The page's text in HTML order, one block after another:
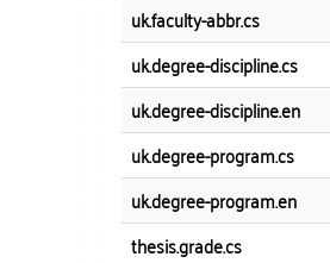
uk.faculty-abbr.cs
uk.degree-discipline.cs
uk.degree-discipline.en
uk.degree-program.cs
uk.degree-program.en
thesis.grade.cs